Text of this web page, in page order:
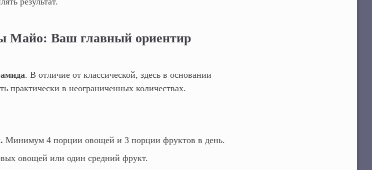
Майо: Ваш главный ориентир
. В отличие от классической, здесь в основании
практически в неограниченных количествах.
Минимум 4 порции овощей и 3 порции фруктов в день.
овощей или один средний фрукт.